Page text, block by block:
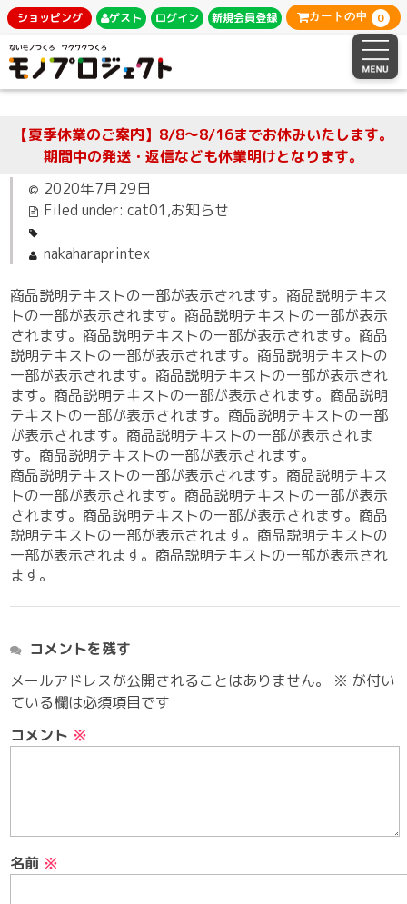
ショッピング ゲスト ログイン 新規会員登録 カートの中 0
【夏季休業のご案内】8/8～8/16までお休みいたします。
期間中の発送・返信なども休業明けとなります。
2020年7月29日
Filed under:cat01 ,お知らせ
nakaharaprintex
商品説明テキストの一部が表示されます。商品説明テキス
トの一部が表示されます。商品説明テキストの一部が表示
されます。商品説明テキストの一部が表示されます。商品
説明テキストの一部が表示されます。商品説明テキストの
一部が表示されます。商品説明テキストの一部が表示され
ます。商品説明テキストの一部が表示されます。商品説明
テキストの一部が表示されます。商品説明テキストの一部
が表示されます。商品説明テキストの一部が表示されま
す。商品説明テキストの一部が表示されます。
商品説明テキストの一部が表示されます。商品説明テキス
トの一部が表示されます。商品説明テキストの一部が表示
されます。商品説明テキストの一部が表示されます。商品
説明テキストの一部が表示されます。商品説明テキストの
一部が表示されます。商品説明テキストの一部が表示され
ます。
コメントを残す
メールアドレスが公開されることはありません。
※ が付い
ている欄は必須項目です
コメント ※
名前 ※